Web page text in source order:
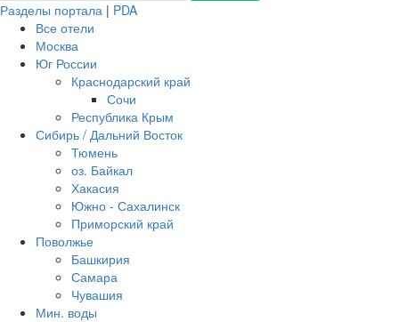
Разделы портала | PDA
Все отели
Москва
Юг России
Краснодарский край
Сочи
Республика Крым
Сибирь / Дальний Восток
Тюмень
оз. Байкал
Хакасия
Южно - Сахалинск
Приморский край
Поволжье
Башкирия
Самара
Чувашия
Мин. воды